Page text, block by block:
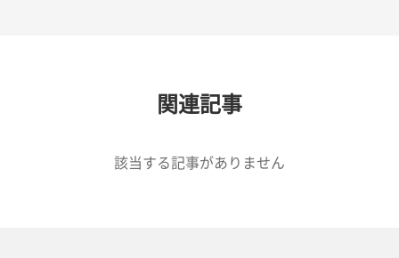
関連記事
該当する記事がありません